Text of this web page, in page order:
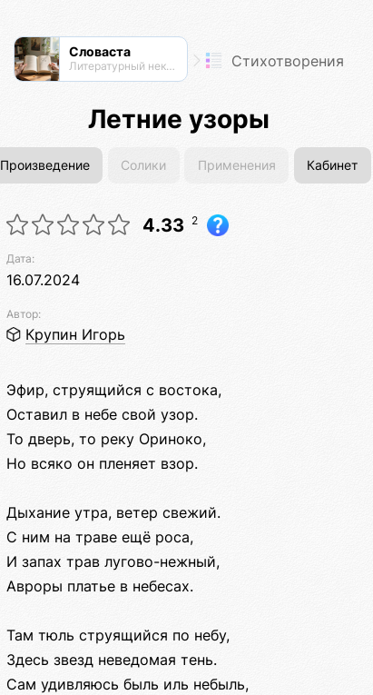
Словаста
Литературный нексус Стихотворения
Летние узоры
Произведение Солики Применения Кабинет
4.33 2
Дата:
16.07.2024
Автор:
Крупин Игорь
Эфир, струящийся с востока,
Оставил в небе свой узор.
То дверь, то реку Ориноко,
Но всяко он пленяет взор.
Дыхание утра, ветер свежий.
С ним на траве ещё роса,
И запах трав лугово-нежный,
Авроры платье в небесах.
Там тюль струящийся по небу,
Здесь звезд неведомая тень.
Сам удивляюсь быль иль небыль,